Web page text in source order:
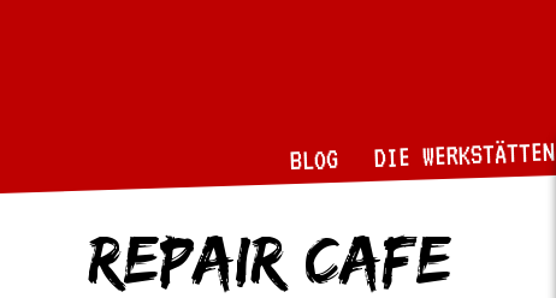
BLOG DIE WERKSTÄTTEN
repair cafe